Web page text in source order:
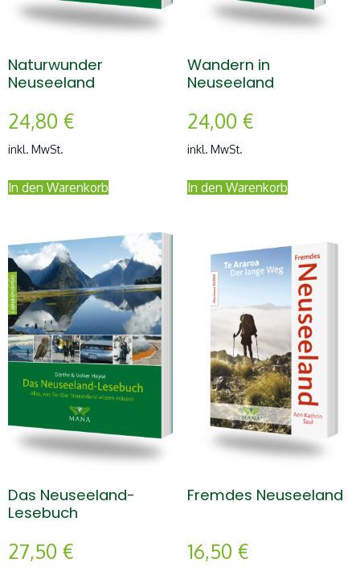
Naturwunder
Neuseeland
24,80 €
inkl. MwSt.
In den Warenkorb
Wandern in
Neuseeland
24,00 €
inkl. MwSt.
In den Warenkorb
Das Neuseeland-
Lesebuch
27,50 €
Fremdes Neuseeland
16,50 €